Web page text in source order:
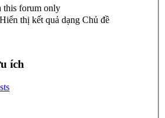
this forum only
Hiển thị kết quả dạng Chủ đề
ích